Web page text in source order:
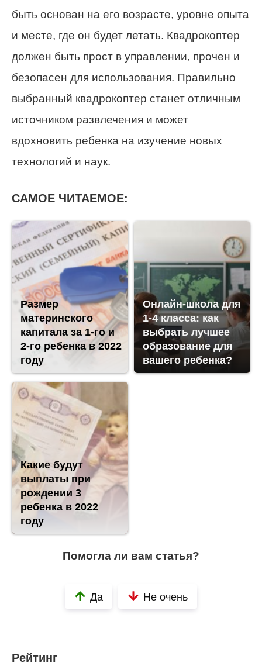
быть основан на его возрасте, уровне опыта
и месте, где он будет летать. Квадрокоптер
должен быть прост в управлении, прочен и
безопасен для использования. Правильно
выбранный квадрокоптер станет отличным
источником развлечения и может
вдохновить ребенка на изучение новых
технологий и наук.
САМОЕ ЧИТАЕМОЕ:
Размер
материнского
капитала за 1-го и
2-го ребенка в 2022
году
Онлайн-школа для
1-4 класса: как
выбрать лучшее
образование для
вашего ребенка?
Какие будут
выплаты при
рождении 3
ребенка в 2022
году
Помогла ли вам статья?
Да Не очень
Рейтинг